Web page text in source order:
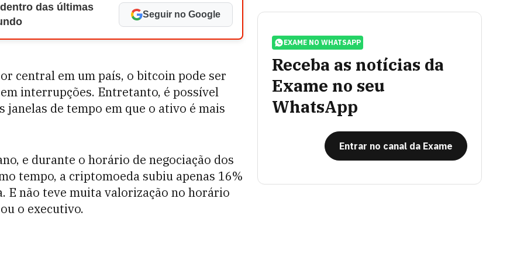
das últimas
Seguir no Google
central em um país, o bitcoin pode ser
interrupções. Entretanto, é possível
janelas de tempo em que o ativo é mais
e durante o horário de negociação dos
tempo, a criptomoeda subiu apenas 16%
E não teve muita valorização no horário
o executivo.
EXAME NO WHATSAPP
Receba as notícias da
Exame no seu
WhatsApp
Entrar no canal da Exame